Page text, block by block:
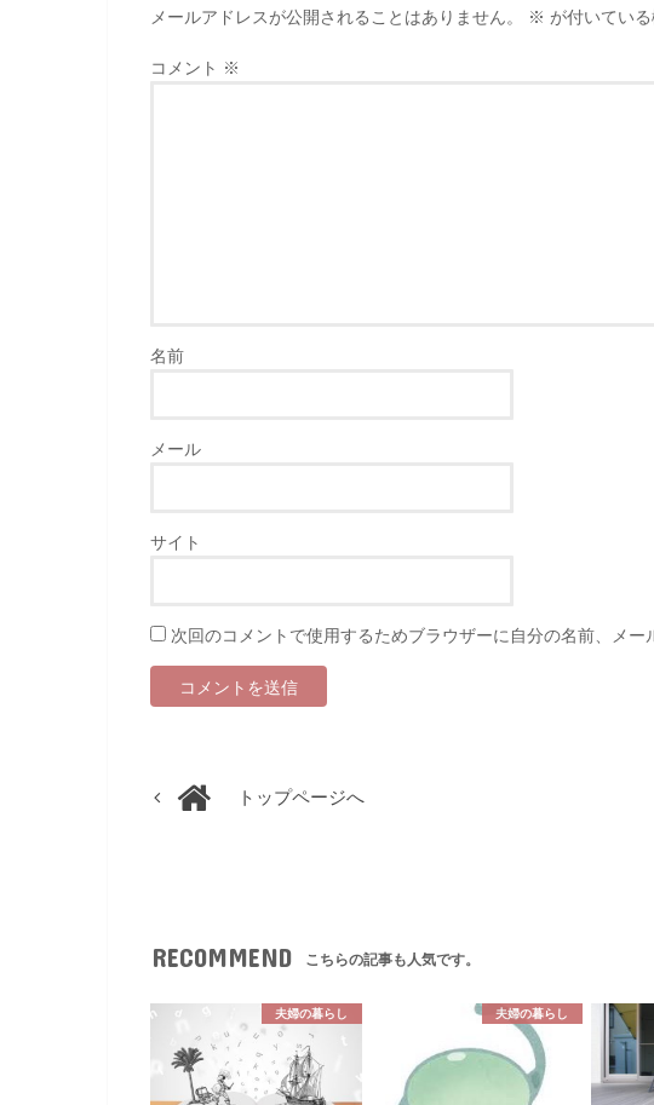
メールアドレスが公開されることはありません。 ※ が付いてい
コメント ※
名前
メール
サイト
次回のコメントで使用するためブラウザーに自分の名前、メー
トップページへ
RECOMMEND こちらの記事も人気です。
夫婦の暮らし 夫婦の暮らし